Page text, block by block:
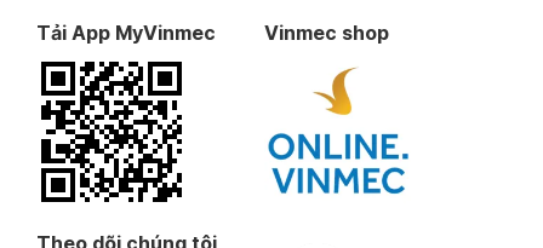
Tải App MyVinmec Vinmec shop
Theo dõi chúng tôi